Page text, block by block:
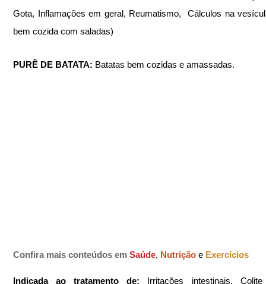
Gota, Inflamações em geral, Reumatismo,  Cálculos na
bem cozida com saladas)
PURÊ DE BATATA: Batatas bem cozidas e amassadas.
Confira mais conteúdos em Saúde, Nutrição e Exercícios
Indicada ao tratamento de: Irritações intestinais,